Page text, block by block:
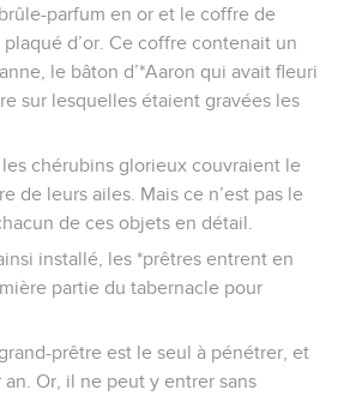
parfum en or et le coffre de
d’or. Ce coffre contenait un
le bâton d’*Aaron qui avait fleuri
sur lesquelles étaient gravées les
chérubins glorieux couvraient le
de leurs ailes. Mais ce n’est pas le
de ces objets en détail.
installé, les *prêtres entrent en
partie du tabernacle pour
prêtre est le seul à pénétrer, et
Or, il ne peut y entrer sans